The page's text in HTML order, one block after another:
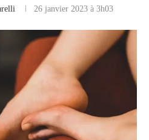
26 janvier 2023 à 3h03